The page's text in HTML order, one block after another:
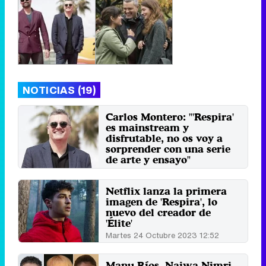
NOTICIAS (19)
Carlos Montero: "'Respira'
es mainstream y
disfrutable, no os voy a
sorprender con una serie
de arte y ensayo"
Viernes 31 Mayo 2024 10:59
Netflix lanza la primera
imagen de 'Respira', lo
nuevo del creador de
'Élite'
Martes 24 Octubre 2023 12:52